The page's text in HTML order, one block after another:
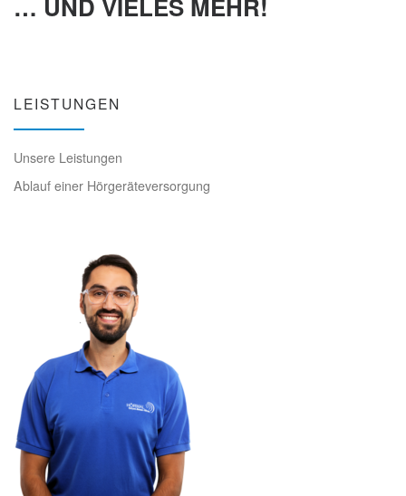
LEISTUNGEN
Unsere Leistungen
Ablauf einer Hörgeräteversorgung